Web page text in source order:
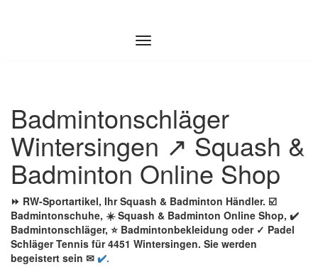
Badmintonschläger
Wintersingen ↗️ Squash &
Badminton Online Shop
⏩ RW-Sportartikel, Ihr Squash & Badminton Händler. ☑️
Badmintonschuhe, ☀️ Squash & Badminton Online Shop, ✔️
Badmintonschläger, ⭐ Badmintonbekleidung oder ✓ Padel
Schläger Tennis für 4451 Wintersingen. Sie werden
begeistert sein ✉ ✔️.